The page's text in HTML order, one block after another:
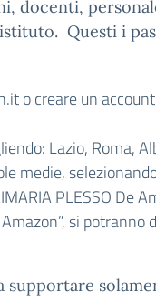
docenti,
Questi i
o creare un
Lazio, Roma,
medie,
PLESSO De
si
supportare